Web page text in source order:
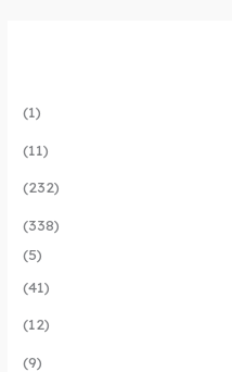
(1)
(11)
(232)
(338)
(5)
(41)
(12)
(9)